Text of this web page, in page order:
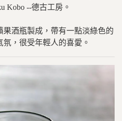
Kobo --德古工房。
酒瓶製成，帶有一點淡綠色的
，很受年輕人的喜愛。